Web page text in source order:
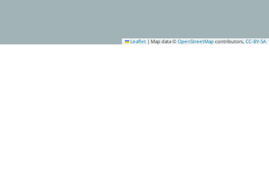
Leaflet | Map data © OpenStreetMap contributors, CC-BY-SA